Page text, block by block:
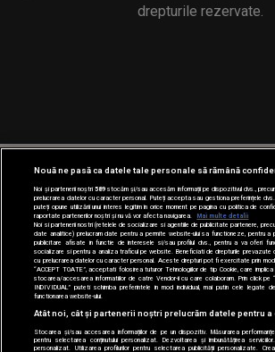
drepturile rezervate.
Nouă ne pasă ca datele tale personale să rămână
Noi și partenerii noștri589stocăm și/sau accesăm informații pe dispozitivul dvs.,
prelucrarea datelor cu caracter personal. Puteți accepta sau gestiona preferințele
puteți opune utilizării unui interes legitim în orice moment pe pagina cu politica de
raportate partenerilor noștri și nu vă vor afecta navigarea.
Mai multe detalii
Noi si partenerii nostri (retelele de socializare si agentiile de publicitate partenere,
date analitice) prelucram date pentru a permite website-ului sa functioneze, pentru a
publicitare afisate in functie de interesele si/sau profilul dvs., pentru a va oferi
socializare si pentru a analiza traficul pe website. Beneficiati de drepturile prevazute
cu prelucrarea datelor cu caracter personal. Aceste drepturi pot fi exercitate prin
“ACCEPT TOATE”, acceptati folosirea tuturor Tehnologiilor de tip Cookie, care
stocarea/accesarea informatiilor de catre Vendor-ii cu care colaboram. Prin click pe
INDIVIDUAL” puteti schimba preferintele in mod individual, mai putin cele legate
functionarea website-ului.
Atât noi, cât și partenerii noștri prelucrăm datele pentru a
Stocarea și/sau accesarea informațiilor de pe un dispozitiv. Măsurarea
pentru selectarea conținutului personalizat. Dezvoltarea și îmbunătățirea
personalizat. Utilizarea profilurilor pentru selectarea publicității personalizate.